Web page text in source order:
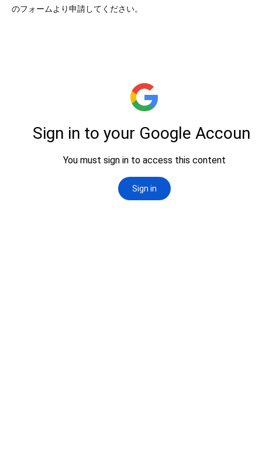
のフォームより申請してください。